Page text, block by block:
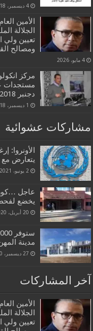
4 ديسمبر، 2018
الأمين
الجلالة
تعيين ولي
ومصالح
4 مايو، 2026
مركز
دجنبر 2018 بالرباط
1 ديسمبر، 2018
مشاركات عشوائية
الأونروا:
يتعارض مع
2 يونيو، 2021
عاجل
يخضع
20 أبريل، 2020
مدينة
27 ديسمبر، 2020
آخر المشاركات
الأمين
الجلالة
تعيين ولي